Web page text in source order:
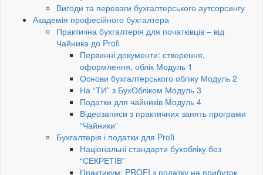
Вигоди та переваги бухгалтерського аутсорсингу
Академія професійного бухгалтера
Практична бухгалтерія для початківців – від
Чайника до Profi
Первинні документи: створення,
оформлення, облік Модуль 1
Основи бухгалтерського обліку Модуль 2
На “ТИ” з БухОбліком Модуль 3
Податки для чайників Модуль 4
Відеозаписи з практичних занять програми
“Чайники”
Бухгалтерія і податки для Profi
Національні стандарти бухобліку без
“СЕКРЕТІВ”
Практикум: PROFI з податку на прибуток